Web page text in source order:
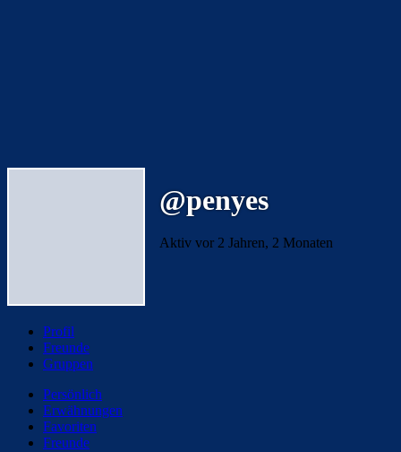
@penyes
Aktiv vor 2 Jahren, 2 Monaten
Profil
Freunde
Gruppen
Persönlich
Erwähnungen
Favoriten
Freunde